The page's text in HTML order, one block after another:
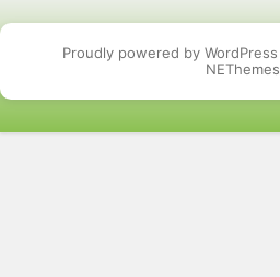
Proudly powered by WordPress
NEThemes